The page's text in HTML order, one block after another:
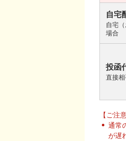
自宅
自宅
場合
投函
直接
【ご注意
通常
が遅